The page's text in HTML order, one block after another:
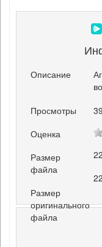
Описание
Просмотры
Оценка
Размер
файла
Размер
оригинального
файла